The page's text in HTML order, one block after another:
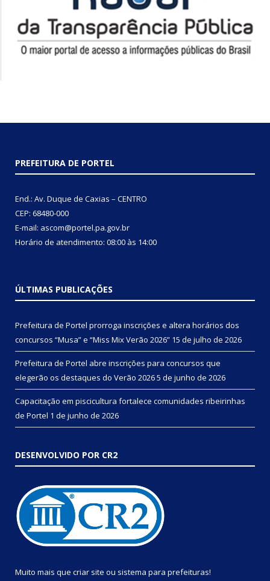
PREFEITURA DE PORTEL
End.: Av. Duque de Caxias – CENTRO
CEP: 68480-000
E-mail: ascom@portel.pa.gov.br
Horário de atendimento: 08:00 às 14:00
ÚLTIMAS PUBLICAÇÕES
Prefeitura de Portel prorroga inscrições e altera horários dos
concursos “Musa” e “Miss Mix Verão 2026” 15 de julho de 2026
Prefeitura de Portel abre inscrições para concursos que
elegerão os destaques do Verão 20265 de junho de 2026
Capacitação em piscicultura fortalece comunidades ribeirinhas
de Portel 1 de junho de 2026
DESENVOLVIDO POR CR2
Muito mais que criar site ou sistema para prefeituras!